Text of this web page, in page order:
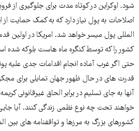
شود. اوکراین در کوتاه مدت برای جلوگیری از
اصلاحات به پول نیاز دارد که به کمک حمایت
المللی پول میسر خواهد شد. امریکا در اولین
کشور را که توسط کنگره ماه هاست بلوکه شده
حتی اگر غرب آماده انجام اقدامات جدی علیه
قدرت های در حال ظهور جهان تمایلی برای
آنها به جای تسلیم در برابر الحاق غیرقانونی
خواهند تحت چه نوع نظمی زندگی کنند. آیا
کشورهای بزرگ به مرزها و تواقفنامه های بین